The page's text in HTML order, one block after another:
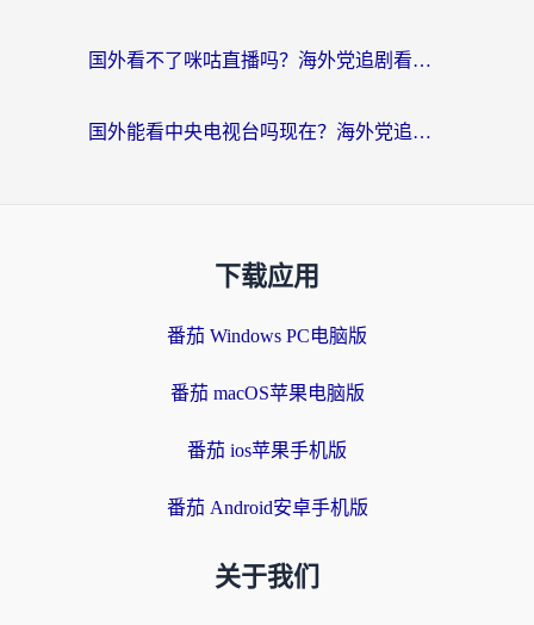
国外看不了咪咕直播吗？海外党追剧看片的加速器选择指南
国外能看中央电视台吗现在？海外党追剧看央视的实用指南
下载应用
番茄 Windows PC电脑版
番茄 macOS苹果电脑版
番茄 ios苹果手机版
番茄 Android安卓手机版
关于我们